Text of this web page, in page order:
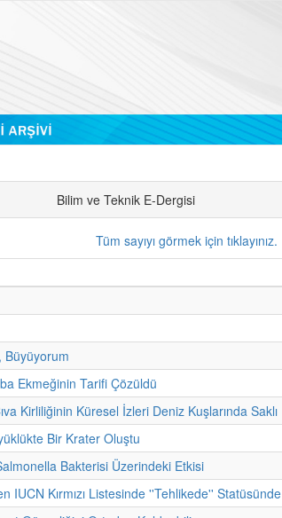
Bilim ve Teknik E-Dergisi
Tüm sayıyı görmek için tıklayınız.
Büyüyorum
Ekmeğinin Tarifi Çözüldü
Kirliliğinin Küresel İzleri Deniz Kuşlarında Saklı
Bir Krater Oluştu
Bakterisi Üzerindeki Etkisi
IUCN Kırmızı Listesinde ''Tehlikede'' Statüsünde